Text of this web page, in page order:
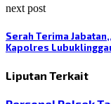
next post
Serah Terima
Kapolres
Liputan Terkait